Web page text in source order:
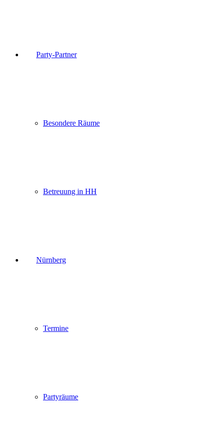
Party-Partner
Besondere Räume
Betreuung in HH
Nürnberg
Termine
Partyräume